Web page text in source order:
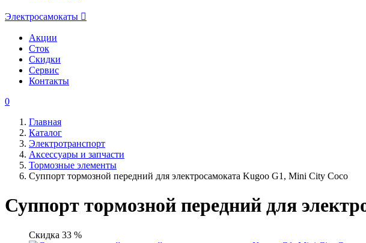
Электросамокаты
Акции
Сток
Скидки
Сервис
Контакты
0
Главная
Каталог
Электротранспорт
Аксессуары и запчасти
Тормозные элементы
Суппорт тормозной передний для электросамоката Kugoo G1, Mini City Coco
Суппорт тормозной передний для
Скидка 33 %